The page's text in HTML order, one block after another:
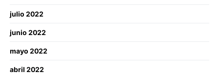
julio 2022
junio 2022
mayo 2022
abril 2022